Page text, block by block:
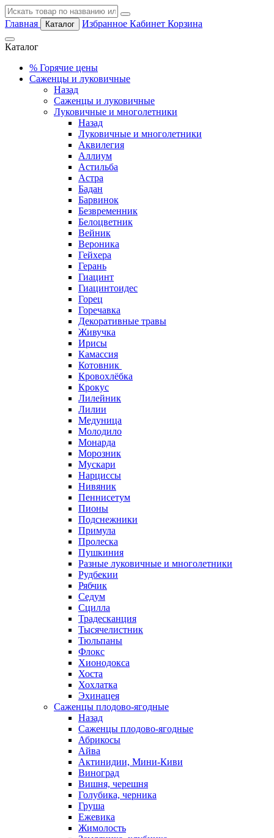
Главная Каталог Избранное Кабинет Корзина
Каталог
% Горячие цены
Саженцы и луковичные
Назад
Саженцы и луковичные
Луковичные и многолетники
Назад
Луковичные и многолетники
Аквилегия
Аллиум
Астильба
Астра
Бадан
Барвинок
Безвременник
Белоцветник
Вейник
Вероника
Гейхера
Герань
Гиацинт
Гиацинтоидес
Горец
Горечавка
Декоративные травы
Живучка
Ирисы
Камассия
Котовник
Кровохлёбка
Крокус
Лилейник
Лилии
Медуница
Молодило
Монарда
Морозник
Мускари
Нарциссы
Нивяник
Пеннисетум
Пионы
Подснежники
Примула
Пролеска
Пушкиния
Разные луковичные и многолетники
Рудбекии
Рябчик
Седум
Сцилла
Традесканция
Тысячелистник
Тюльпаны
Флокс
Хионодокса
Хоста
Хохлатка
Эхинацея
Саженцы плодово-ягодные
Назад
Саженцы плодово-ягодные
Абрикосы
Айва
Актинидии, Мини-Киви
Виноград
Вишня, черешня
Голубика, черника
Груша
Ежевика
Жимолость